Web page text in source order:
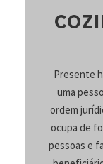
Presente
uma
ordem
ocupa de
pessoas e